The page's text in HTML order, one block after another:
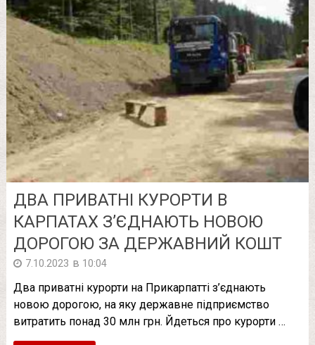
ДВА ПРИВАТНІ КУРОРТИ В
КАРПАТАХ З’ЄДНАЮТЬ НОВОЮ
ДОРОГОЮ ЗА ДЕРЖАВНИЙ КОШТ
7.10.2023 в 10:04
Два приватні курорти на Прикарпатті з’єднають
новою дорогою, на яку державне підприємство
витратить понад 30 млн грн. Йдеться про курорти …